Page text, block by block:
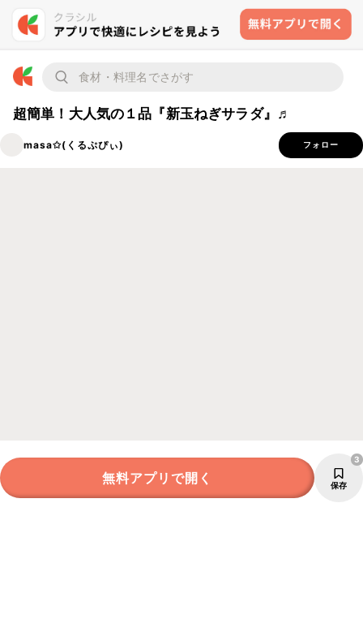
超簡単！大人気の１品『新玉ねぎサラダ』♬
masa✩(くるぷぴぃ) フォロー
無料アプリで開く 保存
3